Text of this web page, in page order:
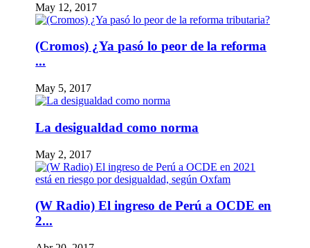
May 12, 2017
(Cromos) ¿Ya pasó lo peor de la reforma
...
May 5, 2017
La desigualdad como norma
May 2, 2017
(W Radio) El ingreso de Perú a OCDE en
2...